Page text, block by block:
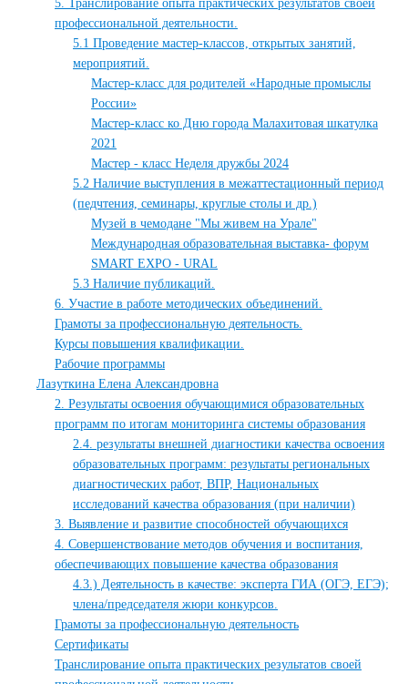
5. Транслирование опыта практических результатов своей
профессиональной деятельности.
5.1 Проведение мастер-классов, открытых занятий,
мероприятий.
Мастер-класс для родителей «Народные промыслы
России»
Мастер-класс ко Дню города Малахитовая шкатулка
2021
Мастер - класс Неделя дружбы 2024
5.2 Наличие выступления в межаттестационный период
(педчтения, семинары, круглые столы и др.)
Музей в чемодане "Мы живем на Урале"
Международная образовательная выставка- форум
SMART EXPO - URAL
5.3 Наличие публикаций.
6. Участие в работе методических объединений.
Грамоты за профессиональную деятельность.
Курсы повышения квалификации.
Рабочие программы
Лазуткина Елена Александровна
2. Результаты освоения обучающимися образовательных
программ по итогам мониторинга системы образования
2.4. результаты внешней диагностики качества освоения
образовательных программ: результаты региональных
диагностических работ, ВПР, Национальных
исследований качества образования (при наличии)
3. Выявление и развитие способностей обучающихся
4. Совершенствование методов обучения и воспитания,
обеспечивающих повышение качества образования
4.3.) Деятельность в качестве: эксперта ГИА (ОГЭ, ЕГЭ);
члена/председателя жюри конкурсов.
Грамоты за профессиональную деятельность
Сертификаты
Транслирование опыта практических результатов своей